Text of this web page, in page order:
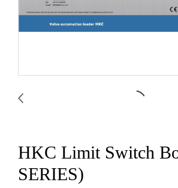
HKC Limit Switch
SERIES)